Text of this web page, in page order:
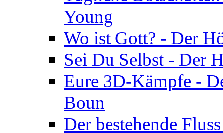
Young
Wo ist Gott? - Der
Sei Du Selbst - Der
Eure 3D-Kämpfe -
Boun
Der bestehende